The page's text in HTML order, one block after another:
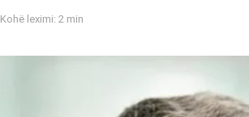
Kohë leximi: 2 min